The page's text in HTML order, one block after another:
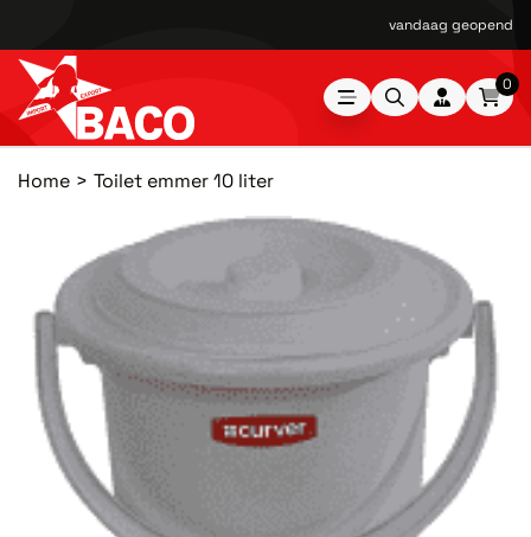
vandaag geopend
0
Home Toilet emmer 10 liter